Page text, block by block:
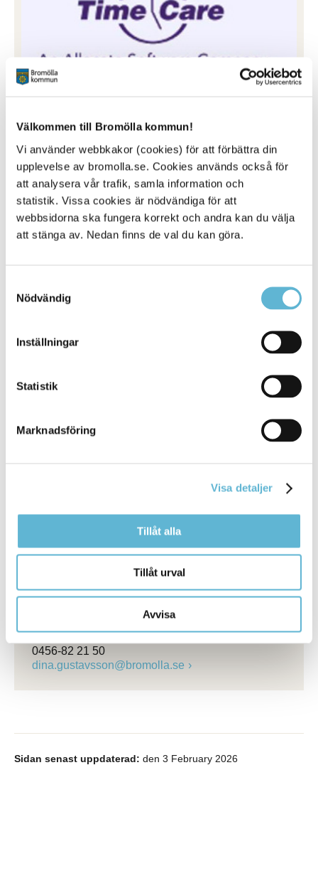
Välkommen till Bromölla kommun!
Vi använder webbkakor (cookies) för att förbättra din
upplevelse av bromolla.se. Cookies används också för
att analysera vår trafik, samla information och
statistik. Vissa cookies är nödvändiga för att
webbsidorna ska fungera korrekt och andra kan du välja
att stänga av. Nedan finns de val du kan göra.
Nödvändig
Inställningar
Statistik
Marknadsföring
Visa detaljer
Tillåt alla
Tillåt urval
Avvisa
Klicka här för att logga in
Time Care Planering - Multi Access
Schemaläggning.
Storgatan 48 (kommunhuset i Bromölla)
bemanningsenheten@bromolla.se
Pauline Jaldeheim
Rekryteringsspecialist
pauline.jaldeheim@bromolla.se
Bemanningschef
0456-82 21 50
dina.gustavsson@bromolla.se
Sidan senast uppdaterad: den 3 February 2026